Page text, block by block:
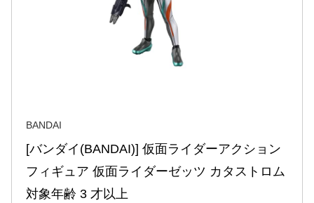
BANDAI
[バンダイ(BANDAI)] 仮面ライダーアクション
フィギュア 仮面ライダーゼッツ カタストロム
対象年齢 3 才以上